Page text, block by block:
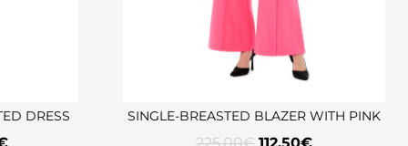
DRESS SINGLE-BREASTED BLAZER WITH PINK